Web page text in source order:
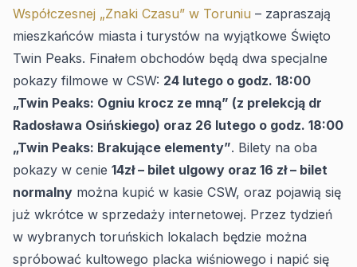
Współczesnej „Znaki Czasu” w Toruniu – zapraszają
mieszkańców miasta i turystów na wyjątkowe Święto
Twin Peaks. Finałem obchodów będą dwa specjalne
pokazy filmowe w CSW: 24 lutego o godz. 18:00
„Twin Peaks: Ogniu krocz ze mną” (z prelekcją dr
Radosława Osińskiego) oraz 26 lutego o godz. 18:00
„Twin Peaks: Brakujące elementy”. Bilety na oba
pokazy w cenie 14zł – bilet ulgowy oraz 16 zł – bilet
normalny można kupić w kasie CSW, oraz pojawią się
już wkrótce w sprzedaży internetowej. Przez tydzień
w wybranych toruńskich lokalach będzie można
spróbować kultowego placka wiśniowego i napić się